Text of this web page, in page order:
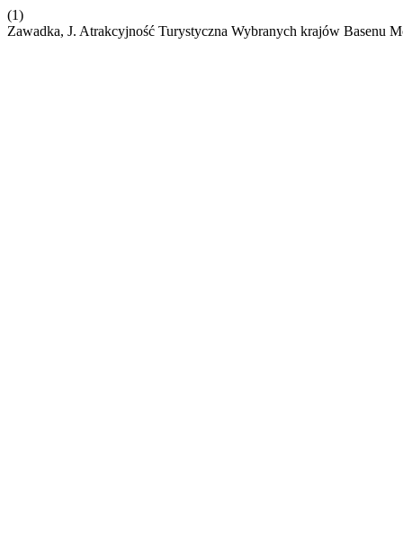
(1)
Zawadka, J. Atrakcyjność Turystyczna Wybranych krajów Basenu